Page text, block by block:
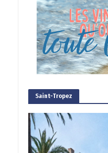
Saint-Tropez